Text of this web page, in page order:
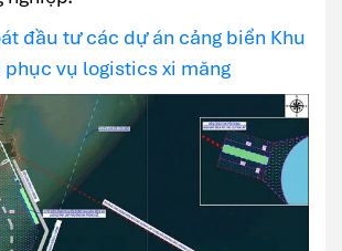
đầu tư các dự án cảng biển Khu
phục vụ logistics xi măng